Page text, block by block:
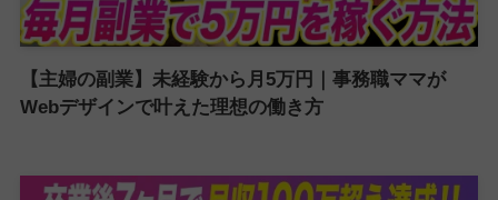
【主婦の副業】未経験から月5万円｜事務職ママが
Webデザインで叶えた理想の働き方